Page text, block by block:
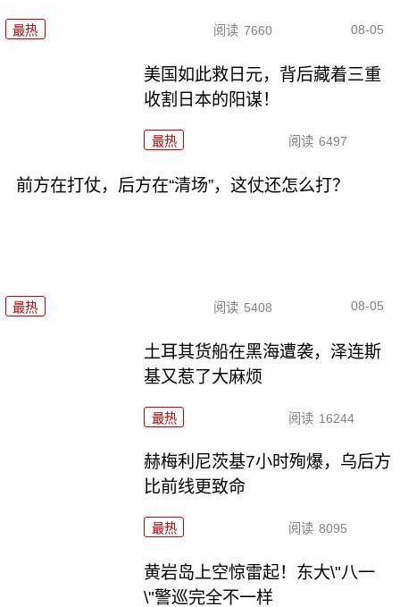
最热 阅读 7660 08-05
美国如此救日元，背后藏着三重
收割日本的阳谋！
最热 阅读 6497
前方在打仗，后方在“清场”，这仗还怎么打？
最热 阅读 5408 08-05
土耳其货船在黑海遭袭，泽连斯
基又惹了大麻烦
最热 阅读 16244
赫梅利尼茨基7小时殉爆，乌后方
比前线更致命
最热 阅读 8095
黄岩岛上空惊雷起！东大\"八一
\"警巡完全不一样